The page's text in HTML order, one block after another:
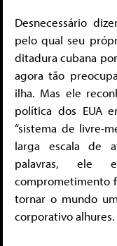
Desnecessário
pelo qual seu
ditadura cubana
agora tão
ilha. Mas ele
política dos EUA
“sistema de livre-
larga escala de
palavras, ele
comprometimento
tornar o mundo
corporativo alhures.